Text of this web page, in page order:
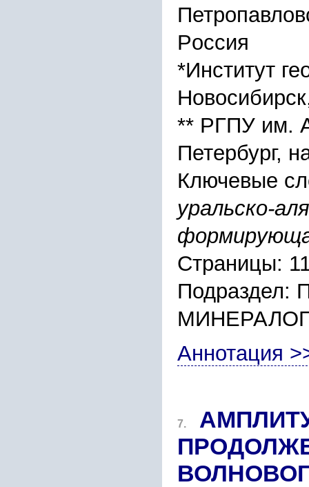
Pоccия
*Инcтитут
** PГПУ им.
Петеpбуpг,
Ключевые
уpальcко-
Страницы:
Аннотация
7.